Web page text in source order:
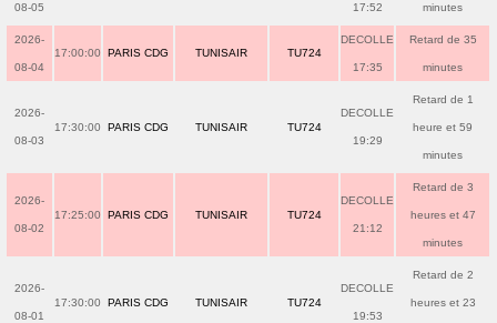
08-05 17:52 minutes
2026-
08-04
17:00:00 PARIS CDG TUNISAIR TU724
DECOLLE
17:35
Retard de 35
minutes
2026-
08-03
17:30:00 PARIS CDG TUNISAIR TU724
DECOLLE
19:29
Retard de 1
heure et 59
minutes
2026-
08-02
17:25:00 PARIS CDG TUNISAIR TU724
DECOLLE
21:12
Retard de 3
heures et 47
minutes
2026-
08-01
17:30:00 PARIS CDG TUNISAIR TU724
DECOLLE
19:53
Retard de 2
heures et 23